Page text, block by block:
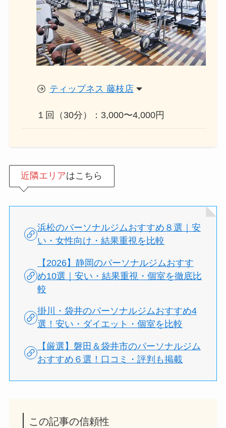
ティップネス 藤枝店
１回（30分）：3,000〜4,000円
近隣エリアはこちら
浜松のパーソナルジムおすすめ８選｜安
い・女性向け・結果重視を比較
【2026】静岡のパーソナルジムおすす
め10選｜安い・結果重視・個室を徹底比
較
掛川・袋井のパーソナルジムおすすめ4
選！安い・ダイエット・個室を比較
【厳選】磐田＆袋井市のパーソナルジム
おすすめ６選！口コミ・評判も掲載
この記事の信頼性